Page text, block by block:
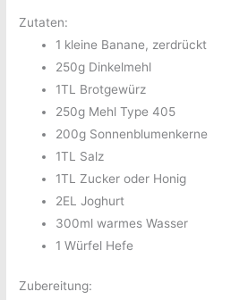
Zutaten:
1 kleine Banane, zerdrückt
250g Dinkelmehl
1TL Brotgewürz
250g Mehl Type 405
200g Sonnenblumenkerne
1TL Salz
1TL Zucker oder Honig
2EL Joghurt
300ml warmes Wasser
1 Würfel Hefe
Zubereitung: